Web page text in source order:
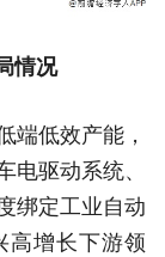
情况
端低效产能，
电驱动系统、
绑定工业自动
高增长下游领